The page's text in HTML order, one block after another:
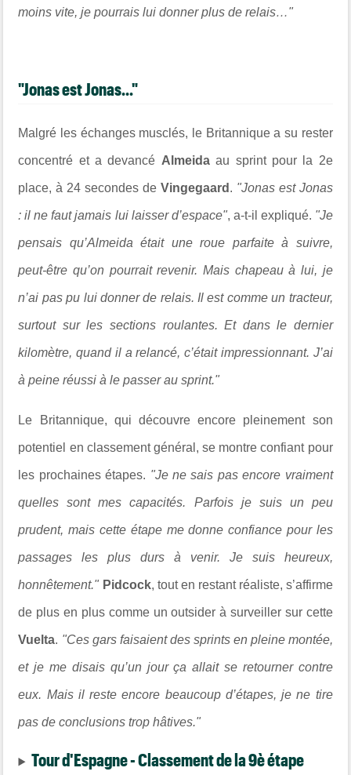
moins vite, je pourrais lui donner plus de relais…"
"Jonas est Jonas..."
Malgré les échanges musclés, le Britannique a su rester
concentré et a devancé Almeidaau sprint pour la 2e
place, à 24 secondes de Vingegaard . "Jonas est Jonas
: il ne faut jamais lui laisser d’espace", a-t-il expliqué. "Je
pensais qu’Almeida était une roue parfaite à suivre,
peut-être qu’on pourrait revenir. Mais chapeau à lui, je
n’ai pas pu lui donner de relais. Il est comme un tracteur,
surtout sur les sections roulantes. Et dans le dernier
kilomètre, quand il a relancé, c’était impressionnant. J’ai
à peine réussi à le passer au sprint."
Le Britannique, qui découvre encore pleinement son
potentiel en classement général, se montre confiant pour
les prochaines étapes. "Je ne sais pas encore vraiment
quelles sont mes capacités. Parfois je suis un peu
prudent, mais cette étape me donne confiance pour les
passages les plus durs à venir. Je suis heureux,
honnêtement." Pidcock, tout en restant réaliste, s’affirme
de plus en plus comme un outsider à surveiller sur cette
Vuelta. "Ces gars faisaient des sprints en pleine montée,
et je me disais qu’un jour ça allait se retourner contre
eux. Mais il reste encore beaucoup d’étapes, je ne tire
pas de conclusions trop hâtives."
Tour d'Espagne - Classement de la 9è étape